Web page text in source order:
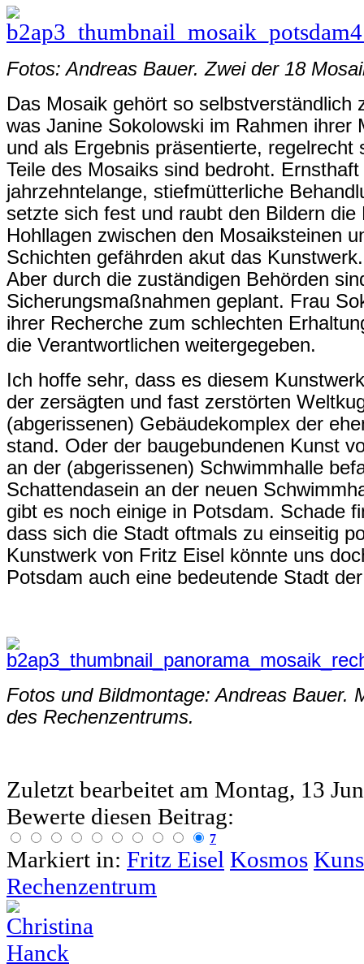
Fotos: Andreas Bauer. Zwei der 18
Das Mosaik gehört so selbstverständlich
was Janine Sokolowski im Rahmen ihrer
und als Ergebnis präsentierte, regelrecht
Teile des Mosaiks sind bedroht.
jahrzehntelange, stiefmütterliche
setzte sich fest und raubt den Bildern
Hohllagen zwischen den Mosaiksteinen
Schichten gefährden akut das
Aber durch die zuständigen Behörden
Sicherungsmaßnahmen geplant. Frau
ihrer Recherche zum schlechten
die Verantwortlichen weitergegeben.
Ich hoffe sehr, dass es diesem
der zersägten und fast zerstörten
(abgerissenen) Gebäudekomplex der
stand. Oder der baugebundenen Kunst
an der (abgerissenen) Schwimmhalle
Schattendasein an der neuen
gibt es noch einige in Potsdam. Schade
dass sich die Stadt oftmals zu einseitig
Kunstwerk von Fritz Eisel könnte uns
Potsdam auch eine bedeutende Stadt
Fotos und Bildmontage: Andreas Bauer.
des Rechenzentrums.
Zuletzt bearbeitet am Montag, 13
Bewerte diesen Beitrag:
7
Markiert in: Fritz Eisel Kosmos
Rechenzentrum